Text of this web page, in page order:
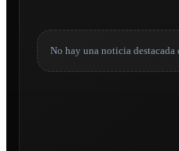
No hay una noticia destacada